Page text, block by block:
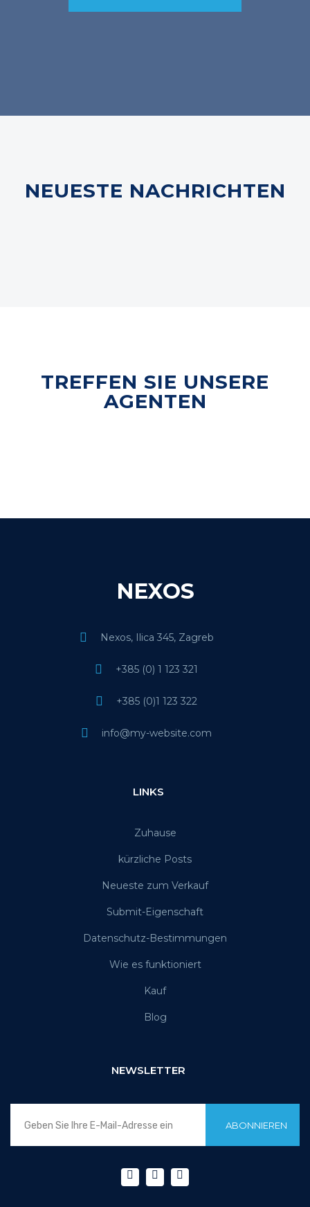
NEUESTE NACHRICHTEN
TREFFEN SIE UNSERE
AGENTEN
NEXOS
Nexos, Ilica 345, Zagreb
+385 (0) 1 123 321
+385 (0)1 123 322
info@my-website.com
LINKS
Zuhause
kürzliche Posts
Neueste zum Verkauf
Submit-Eigenschaft
Datenschutz-Bestimmungen
Wie es funktioniert
Kauf
Blog
NEWSLETTER
ABONNIEREN